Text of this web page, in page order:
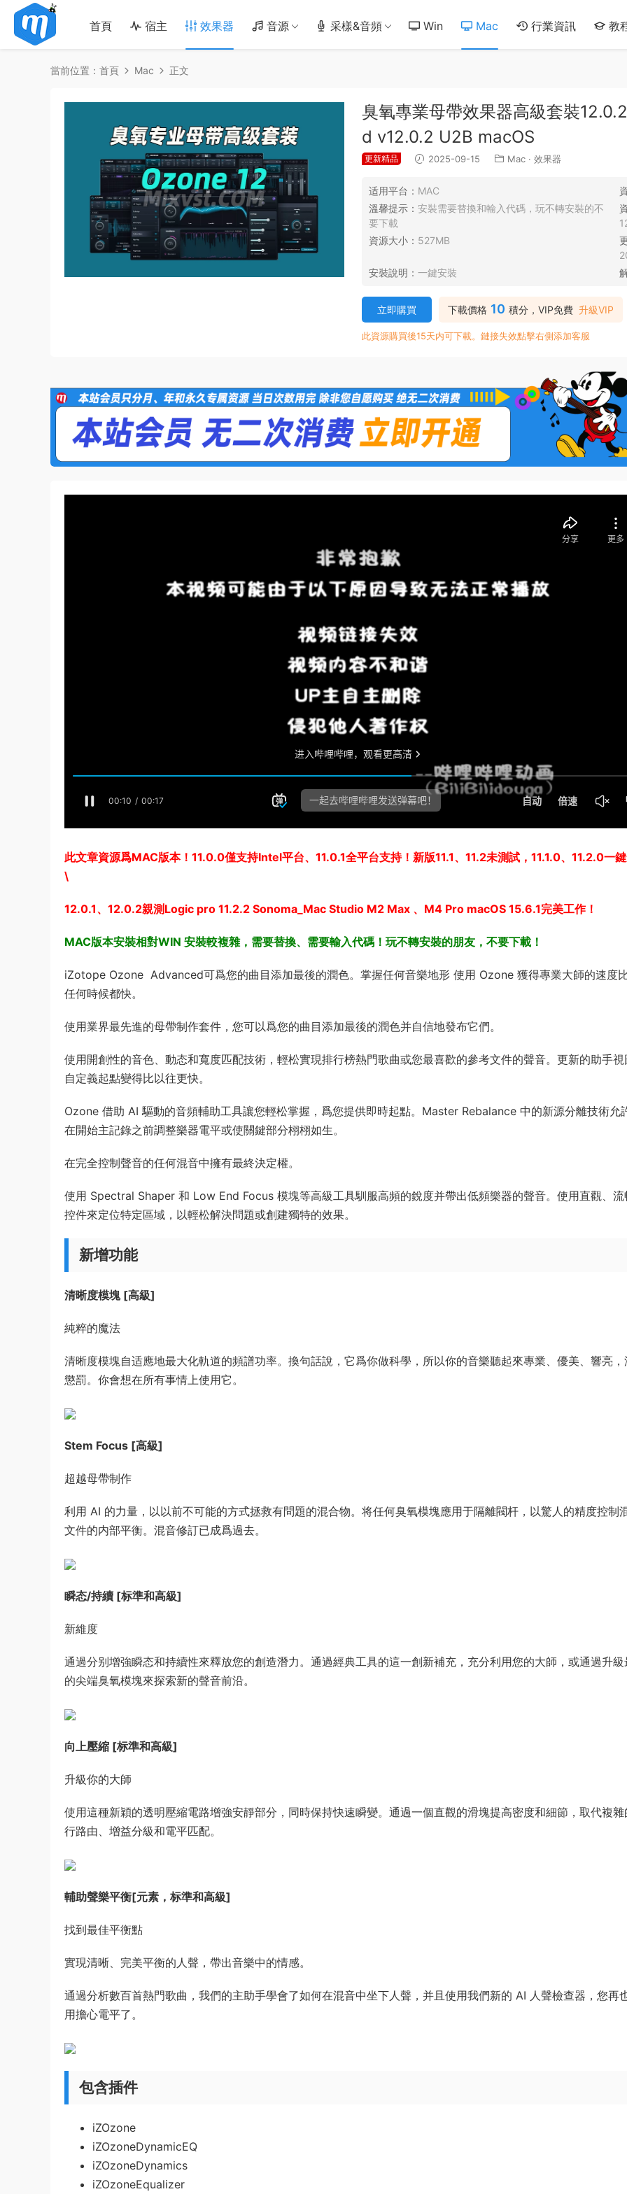
首頁 宿主 效果器 音源 采樣&音頻 Win Mac 行業資訊 教
當前位置： 首頁 Mac 正文
臭氧專業母帶效果器高級套裝
d v12.0.2 U2B macOS
更新精品 2025-09-15 Mac · 效果器
适用平台： MAC
溫馨提示： 安裝需要替換和輸入代碼，玩不轉安裝的不
要下載
資源大小： 527MB
安裝說明： 一鍵安裝
下載價格 10 積分，VIP免費 升級VIP
立即購買
此資源購買後15天内可下載。鏈接失效點擊右側添加客服
此文章資源爲MAC版本！11.0.0僅支持Intel平台、11.0.1全平台支持！新版11.1、11.2未測試，11.1.0、11.2.0一
\
12.0.1、12.0.2親測Logic pro 11.2.2 Sonoma_Mac Studio M2 Max 、 M4 Pro macOS 15.6.1完美工作！
MAC版本安裝相對WIN 安裝較複雜，需要替換、需要輸入代碼！玩不轉安裝的朋友，不要下載！
iZotope Ozone Advanced可爲您的曲目添加最後的潤色。掌握任何音樂地形 使用 Ozone 獲得專業大師的速度
任何時候都快。
使用業界最先進的母帶制作套件，您可以爲您的曲目添加最後的潤色并自信地發布它們。
使用開創性的音色、動态和寬度匹配技術，輕松實現排行榜熱門歌曲或您最喜歡的參考文件的聲音。更新的助手視
自定義起點變得比以往更快。
Ozone 借助 AI 驅動的音頻輔助工具讓您輕松掌握，爲您提供即時起點。Master Rebalance 中的新源分離技術允
在開始主記錄之前調整樂器電平或使關鍵部分栩栩如生。
在完全控制聲音的任何混音中擁有最終決定權。
使用 Spectral Shaper 和 Low End Focus 模塊等高級工具馴服高頻的銳度并帶出低頻樂器的聲音。使用直觀、流
控件來定位特定區域，以輕松解決問題或創建獨特的效果。
新增功能
清晰度模塊 [高級]
純粹的魔法
清晰度模塊自适應地最大化軌道的頻譜功率。換句話說，它爲你做科學，所以你的音樂聽起來專業、優美、響亮，
懲罰。你會想在所有事情上使用它。
Stem Focus [高級]
超越母帶制作
利用 AI 的力量，以以前不可能的方式拯救有問題的混合物。将任何臭氧模塊應用于隔離閥杆，以驚人的精度控制
文件的内部平衡。混音修訂已成爲過去。
瞬态/持續 [标準和高級]
新維度
通過分别增強瞬态和持續性來釋放您的創造潛力。通過經典工具的這一創新補充，充分利用您的大師，或通過升級
的尖端臭氧模塊來探索新的聲音前沿。
向上壓縮 [标準和高級]
升級你的大師
使用這種新穎的透明壓縮電路增強安靜部分，同時保持快速瞬變。通過一個直觀的滑塊提高密度和細節，取代複雜
行路由、增益分級和電平匹配。
輔助聲樂平衡[元素，标準和高級]
找到最佳平衡點
實現清晰、完美平衡的人聲，帶出音樂中的情感。
通過分析數百首熱門歌曲，我們的主助手學會了如何在混音中坐下人聲，并且使用我們新的 AI 人聲檢查器，您再
用擔心電平了。
包含插件
iZOzone
iZOzoneDynamicEQ
iZOzoneDynamics
iZOzoneEqualizer